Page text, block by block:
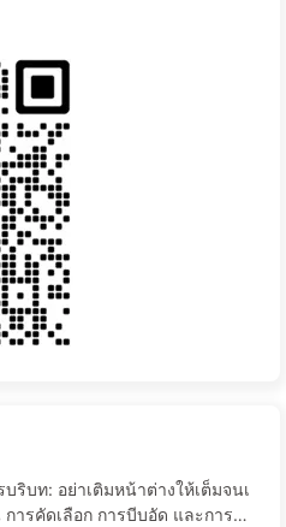
บริบท: อย่าเติมหน้าต่างให้เต็มจนเ
ารคัดเลือก การบีบอัด และการแ